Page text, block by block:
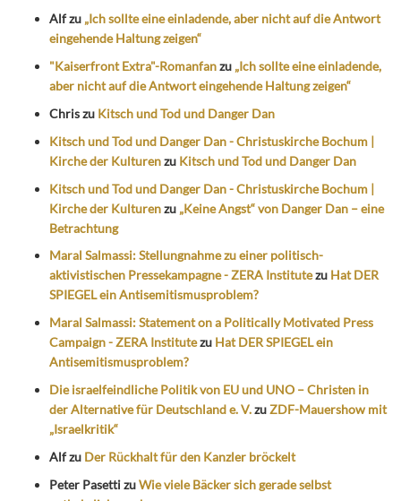
Alfzu „Ich sollte eine einladende, aber nicht auf die Antwort
eingehende Haltung zeigen“
"Kaiserfront Extra"-Romanfanzu „Ich sollte eine einladende,
aber nicht auf die Antwort eingehende Haltung zeigen“
Chriszu Kitsch und Tod und Danger Dan
Kitsch und Tod und Danger Dan - Christuskirche Bochum |
Kirche der Kulturenzu Kitsch und Tod und Danger Dan
Kitsch und Tod und Danger Dan - Christuskirche Bochum |
Kirche der Kulturenzu „Keine Angst“ von Danger Dan – eine
Betrachtung
Maral Salmassi: Stellungnahme zu einer politisch-
aktivistischen Pressekampagne - ZERA Institutezu Hat DER
SPIEGEL ein Antisemitismusproblem?
Maral Salmassi: Statement on a Politically Motivated Press
Campaign - ZERA Institutezu Hat DER SPIEGEL ein
Antisemitismusproblem?
Die israelfeindliche Politik von EU und UNO – Christen in
der Alternative für Deutschland e. V.zuZDF-Mauershow mit
„Israelkritik“
Alfzu Der Rückhalt für den Kanzler bröckelt
Peter PasettizuWie viele Bäcker sich gerade selbst